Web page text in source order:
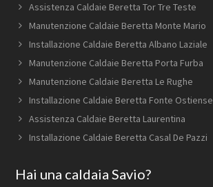
Assistenza Caldaie Beretta Tor Tre Teste
Manutenzione Caldaie Beretta Monte Mario
Installazione Caldaie Beretta Albano Laziale
Manutenzione Caldaie Beretta Porta Furba
Manutenzione Caldaie Beretta Le Rughe
Installazione Caldaie Beretta Fonte Ostiense
Assistenza Caldaie Beretta Laurentina
Installazione Caldaie Beretta Casal De Pazzi
Hai una caldaia Savio?